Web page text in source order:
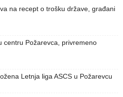
na recept o trošku države, građani
centru Požarevca, privremeno
Letnja liga ASCS u Požarevcu